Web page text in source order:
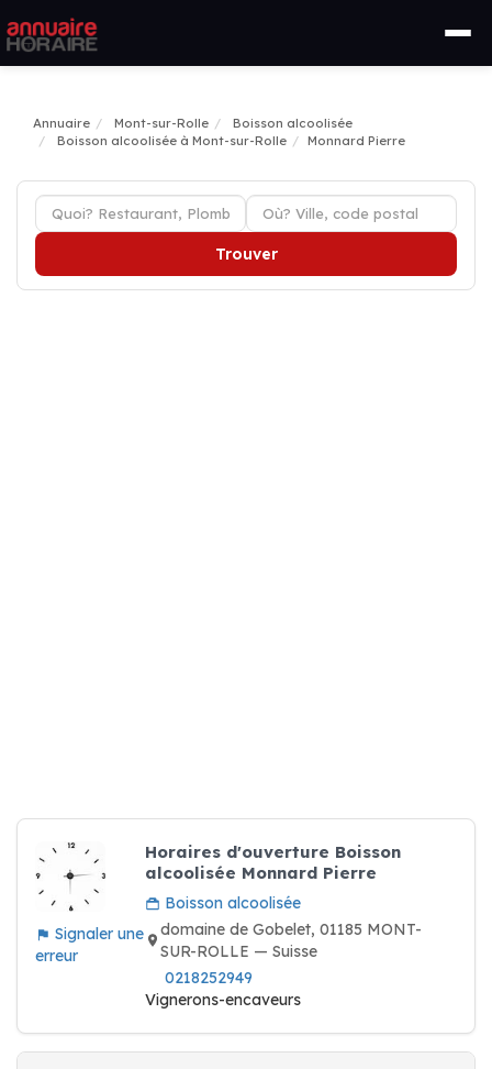
Annuaire Mont-sur-Rolle
Boisson alcoolisée
Boisson alcoolisée à Mont-sur-Rolle
Monnard Pierre
Trouver
Signaler une
erreur
Horaires d'ouverture Boisson
alcoolisée Monnard Pierre
Boisson alcoolisée
domaine de Gobelet, 01185 MONT-
SUR-ROLLE — Suisse
0218252949
Vignerons-encaveurs